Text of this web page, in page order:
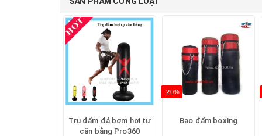
Trụ đấm đá bơm hơi tự
cân bằng Pro360
-20%
Bao đấm boxing